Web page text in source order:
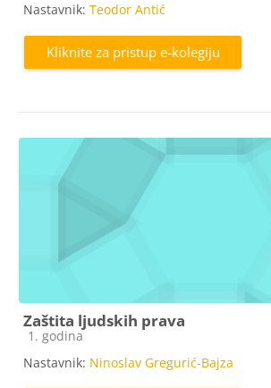
Nastavnik: Teodor Antić
Kliknite za pristup e-kolegiju
Zaštita ljudskih prava
Kategorija e-kolegija
1. godina
Nastavnik: Ninoslav Gregurić-Bajza